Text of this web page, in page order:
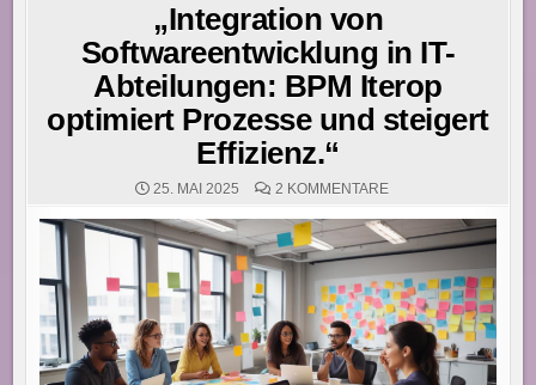
„Integration von
Softwareentwicklung in IT-
Abteilungen: BPM Iterop
optimiert Prozesse und steigert
Effizienz.“
25. MAI 2025 2 KOMMENTAREZU
VON
IN
IT-
ABTEILUNGEN:
BPM
ITEROP
OPTIMIERT
PROZESSE
UND
STEIGERT
EFFIZIENZ.“